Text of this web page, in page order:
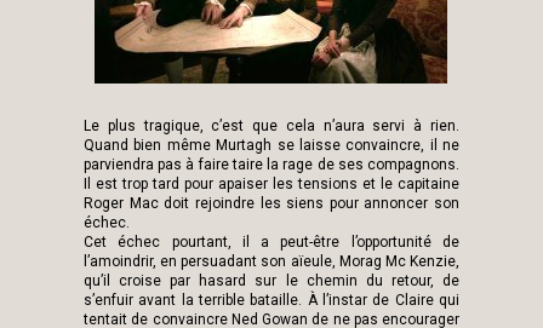
Le plus tragique, c’est que cela n’aura servi à rien.
Quand bien même Murtagh se laisse convaincre, il ne
parviendra pas à faire taire la rage de ses compagnons.
Il est trop tard pour apaiser les tensions et le capitaine
Roger Mac doit rejoindre les siens pour annoncer son
échec.
Cet échec pourtant, il a peut-être l’opportunité de
l’amoindrir, en persuadant son aïeule, Morag Mc Kenzie,
qu’il croise par hasard sur le chemin du retour, de
s’enfuir avant la terrible bataille. À l’instar de Claire qui
tentait de convaincre Ned Gowan de ne pas encourager